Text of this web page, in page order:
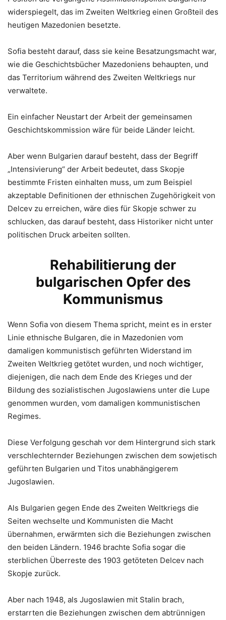
widerspiegelt, das im Zweiten Weltkrieg einen Großteil des
heutigen Mazedonien besetzte.
Sofia besteht darauf, dass sie keine Besatzungsmacht war,
wie die Geschichtsbücher Mazedoniens behaupten, und
das Territorium während des Zweiten Weltkriegs nur
verwaltete.
Ein einfacher Neustart der Arbeit der gemeinsamen
Geschichtskommission wäre für beide Länder leicht.
Aber wenn Bulgarien darauf besteht, dass der Begriff
„Intensivierung“ der Arbeit bedeutet, dass Skopje
bestimmte Fristen einhalten muss, um zum Beispiel
akzeptable Definitionen der ethnischen Zugehörigkeit von
Delcev zu erreichen, wäre dies für Skopje schwer zu
schlucken, das darauf besteht, dass Historiker nicht unter
politischen Druck arbeiten sollten.
Rehabilitierung der
bulgarischen Opfer des
Kommunismus
Wenn Sofia von diesem Thema spricht, meint es in erster
Linie ethnische Bulgaren, die in Mazedonien vom
damaligen kommunistisch geführten Widerstand im
Zweiten Weltkrieg getötet wurden, und noch wichtiger,
diejenigen, die nach dem Ende des Krieges und der
Bildung des sozialistischen Jugoslawiens unter die Lupe
genommen wurden, vom damaligen kommunistischen
Regimes.
Diese Verfolgung geschah vor dem Hintergrund sich stark
verschlechternder Beziehungen zwischen dem sowjetisch
geführten Bulgarien und Titos unabhängigerem
Jugoslawien.
Als Bulgarien gegen Ende des Zweiten Weltkriegs die
Seiten wechselte und Kommunisten die Macht
übernahmen, erwärmten sich die Beziehungen zwischen
den beiden Ländern. 1946 brachte Sofia sogar die
sterblichen Überreste des 1903 getöteten Delcev nach
Skopje zurück.
Aber nach 1948, als Jugoslawien mit Stalin brach,
erstarrten die Beziehungen zwischen dem abtrünnigen